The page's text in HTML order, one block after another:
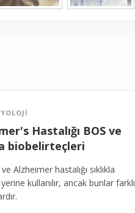
Hastalığı BOS ve
biobelirteçleri
Alzheimer hastalığı sıklıkla
kullanılır, ancak bunlar farklı